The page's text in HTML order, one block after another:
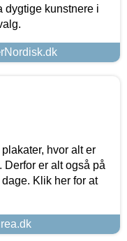
dygtige kunstnere i
hvor alt er
er alt også på
Klik her for at